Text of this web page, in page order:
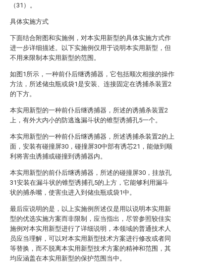
（31）。
具体实施方式
下面结合附图和实施例，对本实用新型的具体实施方式作
进一步详细描述。以下实施例仅用于说明本实用新型，但
不用来限制本实用新型的范围。
如图1所示，一种前仆后继诱捕器，它包括顺次相接的操作
方法，所述储虫瓶或袋1是安装、连接固定在诱捕杀装置2
的下方。
本实用新型的一种前仆后继诱捕器，所述的诱捕杀装置2
上，有外大内小的防逃逸漏斗状的锥型诱捕孔5一个。
本实用新型的一种前仆后继诱捕器，所述诱捕杀装置2的上
面，安装有碰撞屏30，碰撞屏30中部有诱芯21，能做到顺
利将害虫诱捕或碰撞到诱捕器内。
本实用新型的前仆后继诱捕器，所述的碰撞屏30，挂放孔
31安装在漏斗状的锥型诱捕孔5的上方，它能够利用漏斗
状的捕杀嘴，使害虫进入到储虫瓶或袋1中。
最后应说明的是，以上实施例所述仅是用以说明本实用新
型的优选实施方案而非限制，应当指出，尽管参照较佳实
施例对本实用新型进行了详细说明，本领域的普通技术人
员应当理解，可以对本实用新型技术方案进行修改或者同
等替换，而不脱离本实用新型技术方案的精神和范围，其
均应涵盖在本实用新型的保护范围当中。